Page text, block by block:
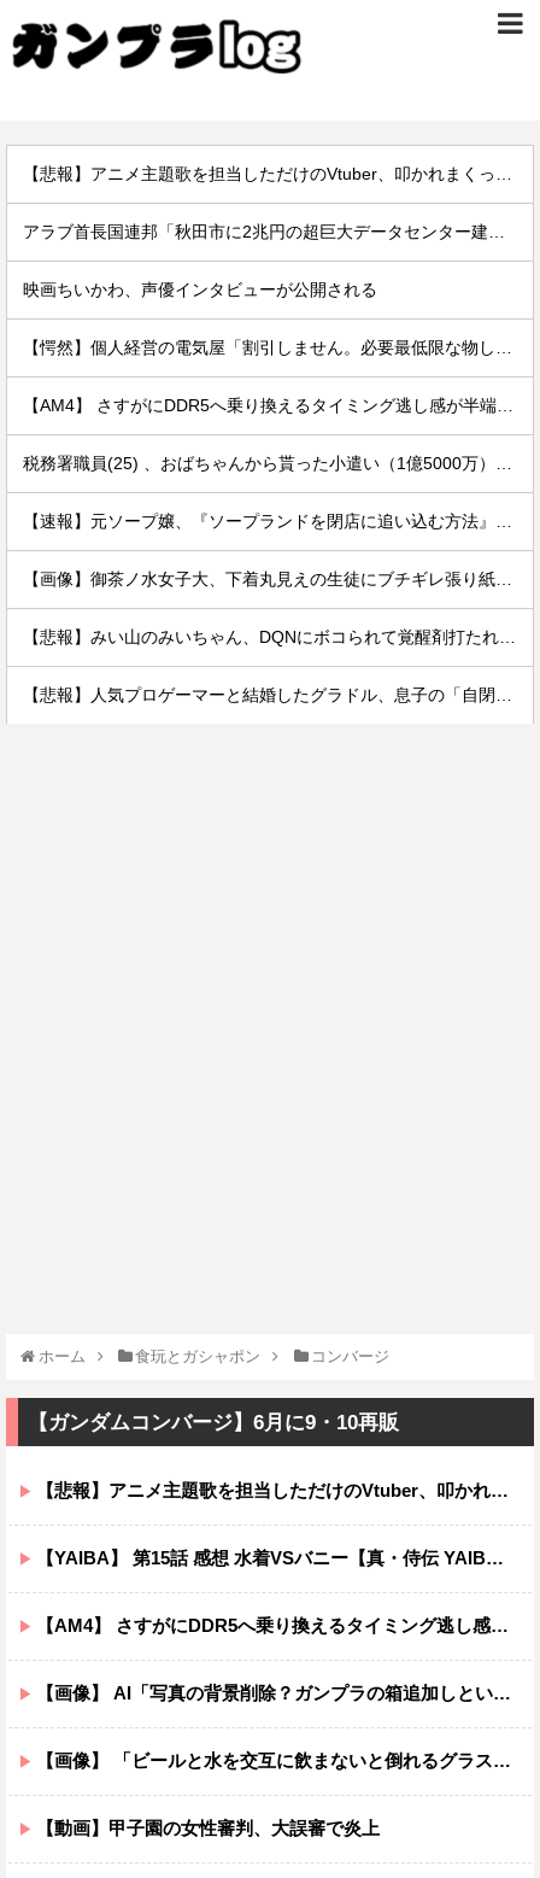
映画ちいかわ、声優インタビューが公開される
ホーム 食玩とガシャポン コンバージ
【ガンダムコンバージ】6月に9・10再販
【悲報】アニメ主題歌を担当しただけのVtuber、叩かれまくってしまう
【YAIBA】 第15話 感想 水着VSバニー【真・侍伝 YAIBA】
【AM4】 さすがにDDR5へ乗り換えるタイミング逃し感が半端ない
【画像】 AI「写真の背景削除？ガンプラの箱追加しといてあげよ????」
【画像】 「ビールと水を交互に飲まないと倒れるグラス」発売
【動画】甲子園の女性審判、大誤審で炎上